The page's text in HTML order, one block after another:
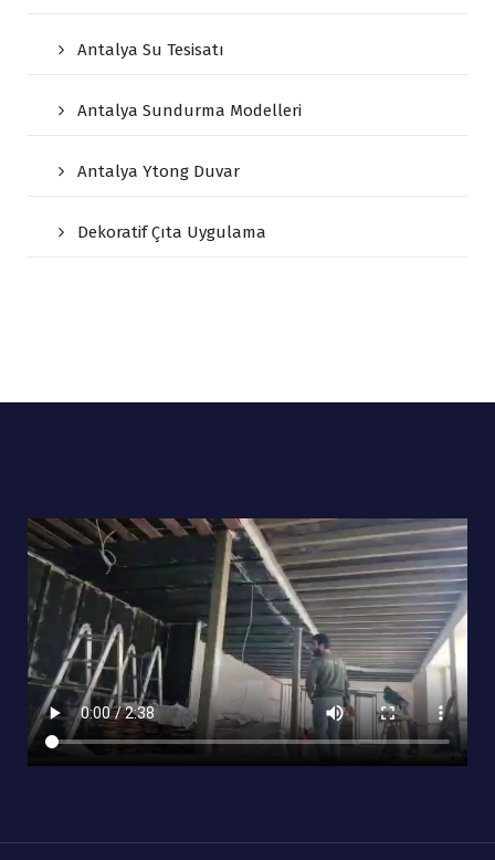
Antalya Su Tesisatı
Antalya Sundurma Modelleri
Antalya Ytong Duvar
Dekoratif Çıta Uygulama